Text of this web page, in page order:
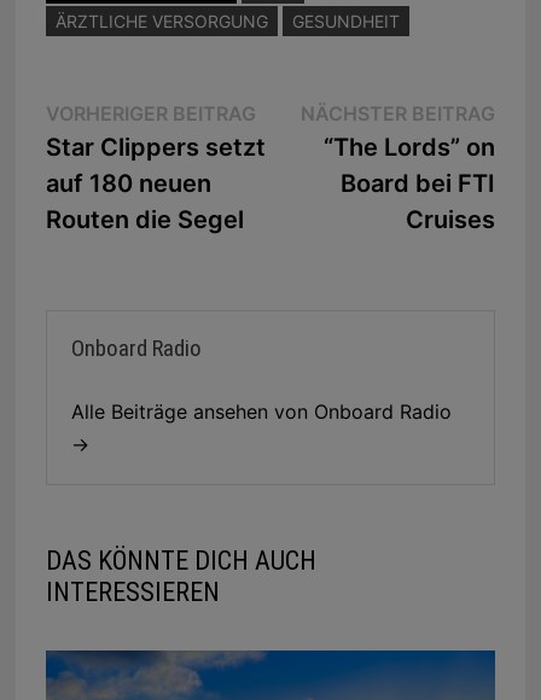
ÄRZTLICHE VERSORGUNG
GESUNDHEIT
Beitragsnavigation
VORHERIGER BEITRAGVorheriger
Beitrag:
Star Clippers setzt
auf 180 neuen
Routen die Segel
NÄCHSTER BEITRAG
“The Lords” on
Board bei FTI
Cruises
Onboard Radio
Alle Beiträge ansehen von Onboard Radio
→
DAS KÖNNTE DICH AUCH
INTERESSIEREN